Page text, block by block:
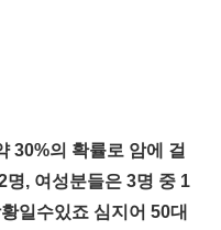
30%의 확률로 암에 걸
명, 여성분들은 3명 중 1
일수있죠 심지어 50대